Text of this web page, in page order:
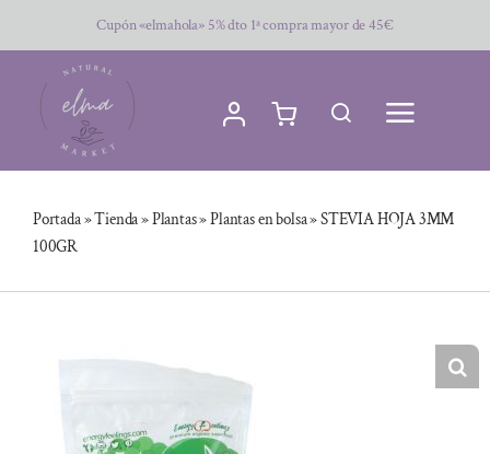
al
contenido
Cupón «elmahola» 5% dto 1ª compra mayor de 45€
Portada»Tienda»Plantas»Plantas en bolsa»STEVIA HOJA 3MM
100GR